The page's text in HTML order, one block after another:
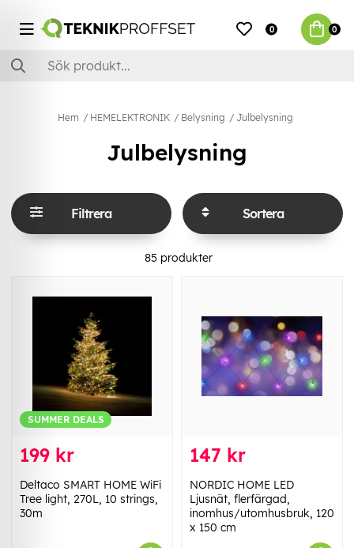
0 0
Hem HEMELEKTRONIK Belysning Julbelysning
Julbelysning
Filtrera Sortera
85 produkter
SUMMER DEALS
199 kr
Deltaco SMART HOME WiFi
Tree light, 270L, 10 strings,
30m
147 kr
NORDIC HOME LED
Ljusnät, flerfärgad,
inomhus/utomhusbruk, 120
x 150 cm